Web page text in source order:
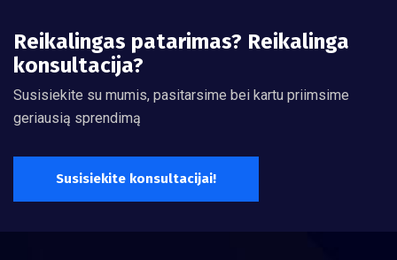
Reikalingas patarimas? Reikalinga
konsultacija?
Susisiekite su mumis, pasitarsime bei kartu priimsime
geriausią sprendimą
Susisiekite konsultacijai!